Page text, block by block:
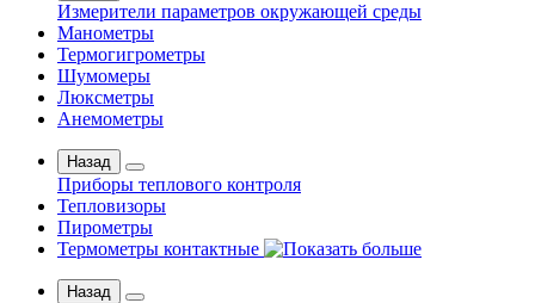
Измерители параметров окружающей среды
Манометры
Термогигрометры
Шумомеры
Люксметры
Анемометры
Назад
Приборы теплового контроля
Тепловизоры
Пирометры
Термометры контактные
Назад